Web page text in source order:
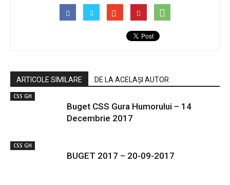
ARTICOLE SIMILARE DE LA ACELAȘI AUTOR
CSS GH
Buget CSS Gura Humorului – 14
Decembrie 2017
CSS GH
BUGET 2017 – 20-09-2017